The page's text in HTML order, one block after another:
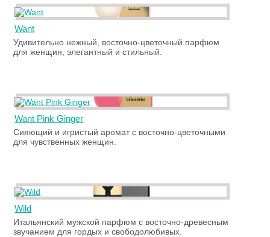
Want
Удивительно нежный, восточно-цветочный парфюм
для женщин, элегантный и стильный.
Want Pink Ginger
Сияющий и игристый аромат с восточно-цветочными
для чувственных женщин.
Wild
Итальянский мужской парфюм с восточно-древесным
звучанием для гордых и свободолюбивых.